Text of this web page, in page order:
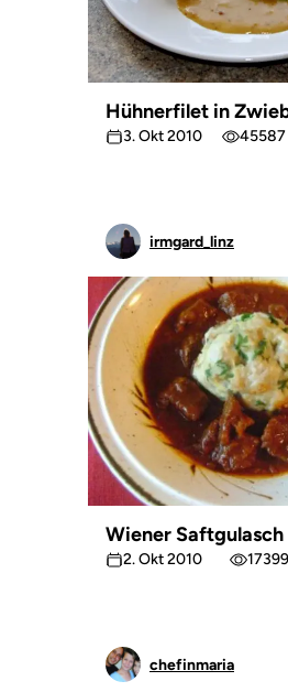
Hühnerfilet in
3. Okt 2010 45587
irmgard_linz
Wiener Saftgulasch
2. Okt 2010 17399
chefinmaria